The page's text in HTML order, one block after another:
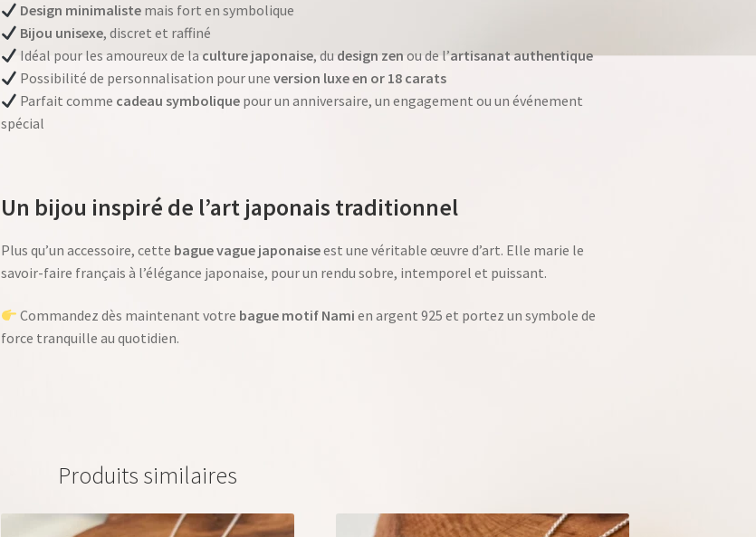
Design minimaliste mais fort en symbolique
Bijou unisexe, discret et raffiné
Idéal pour les amoureux de la culture japonaise, du design zen ou de l’artisanat authentique
Possibilité de personnalisation pour uneversion luxe en or 18 carats
Parfait comme cadeau symbolique pour un anniversaire, un engagement ou un événement
spécial
Un bijou inspiré de l’art japonais traditionnel
Plus qu’un accessoire, cette bague vague japonaiseest une véritable œuvre d’art. Elle marie le
savoir-faire français à l’élégance japonaise, pour un rendu sobre, intemporel et puissant.
Commandez dès maintenant votre bague motif Nami en argent 925 et portez un symbole de
force tranquille au quotidien.
Produits similaires